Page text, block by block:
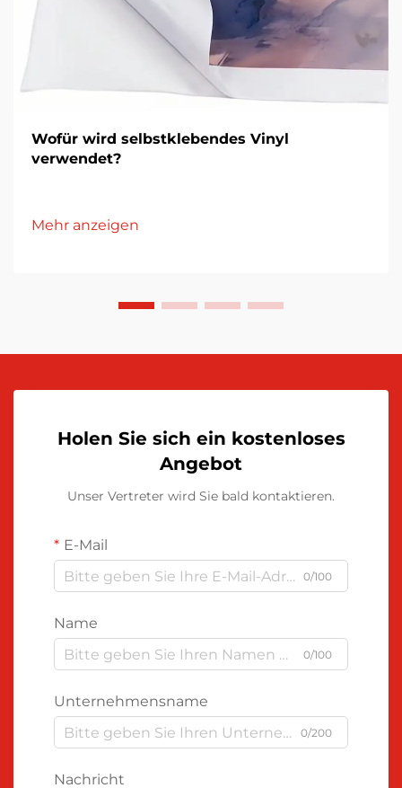
Wofür wird selbstklebendes Vinyl
verwendet?
Mehr anzeigen
Holen Sie sich ein kostenloses
Angebot
Unser Vertreter wird Sie bald kontaktieren.
E-Mail
0/100
Name
0/100
Unternehmensname
0/200
Nachricht